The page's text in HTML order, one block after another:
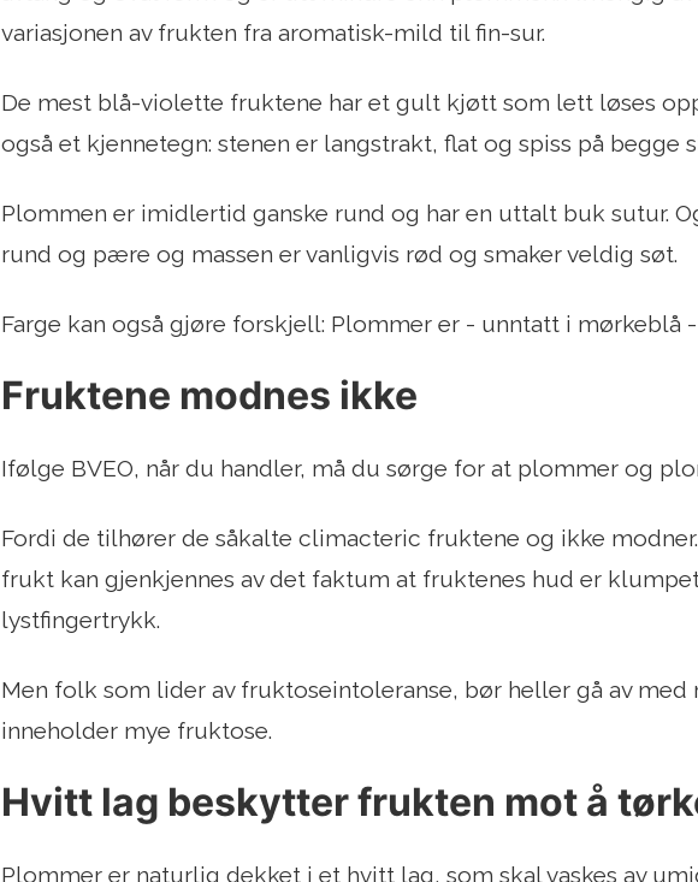
variasjonen av frukten fra aromatisk-mild til fin-sur.
De mest blå-violette fruktene har et gult kjøtt som lett løses
også et kjennetegn: stenen er langstrakt, flat og spiss på begge
Plommen er imidlertid ganske rund og har en uttalt buk sutur.
rund og pære og massen er vanligvis rød og smaker veldig søt.
Farge kan også gjøre forskjell: Plommer er - unntatt i mørkeblå
Fruktene modnes ikke
Ifølge BVEO, når du handler, må du sørge for at plommer og
Fordi de tilhører de såkalte climacteric fruktene og ikke
frukt kan gjenkjennes av det faktum at fruktenes hud er
lystfingertrykk.
Men folk som lider av fruktoseintoleranse, bør heller gå av
inneholder mye fruktose.
Hvitt lag beskytter frukten mot å
Plommer er naturlig dekket i et hvitt lag, som skal vaskes av